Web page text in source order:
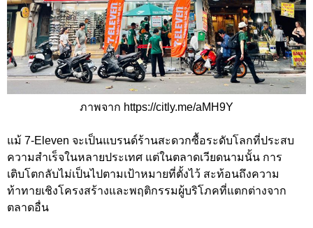
ภาพจาก https://citly.me/aMH9Y
แม้ 7-Eleven จะเป็นแบรนด์ร้านสะดวกซื้อระดับโลกที่ประสบ
ความสำเร็จในหลายประเทศ แต่ในตลาดเวียดนามนั้น การ
เติบโตกลับไม่เป็นไปตามเป้าหมายที่ตั้งไว้ สะท้อนถึงความ
ท้าทายเชิงโครงสร้างและพฤติกรรมผู้บริโภคที่แตกต่างจาก
ตลาดอื่น